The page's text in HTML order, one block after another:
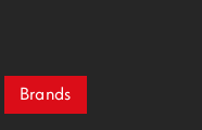
Brands